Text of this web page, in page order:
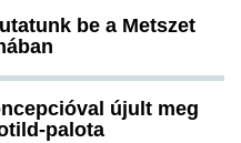
be a Metszet
újult meg
palota